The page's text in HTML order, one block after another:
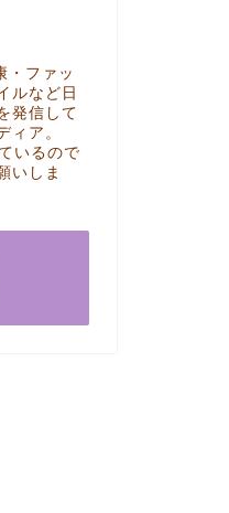
・ファッ
ルなど日
発信して
ィア。
いるので
いしま